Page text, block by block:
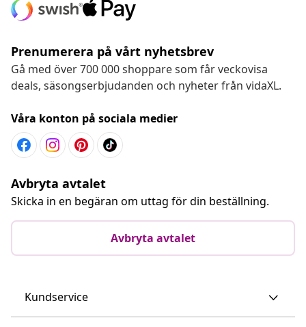
Prenumerera på vårt nyhetsbrev
Gå med över 700 000 shoppare som får veckovisa
deals, säsongserbjudanden och nyheter från vidaXL.
Våra konton på sociala medier
Avbryta avtalet
Skicka in en begäran om uttag för din beställning.
Avbryta avtalet
Kundservice